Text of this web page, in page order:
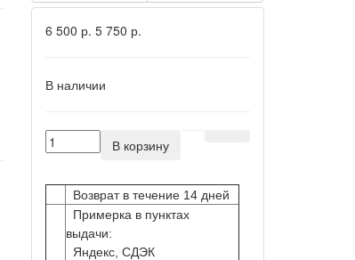
6 500 р. 5 750 р.
В наличии
В корзину
Возврат в течение 14 дней
Примерка в пунктах
выдачи:
Яндекс, СДЭК